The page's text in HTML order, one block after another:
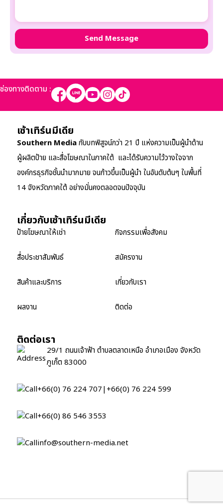
ช่องทางติดตาม :
เซ้าเทิร์นมีเดีย
Southern Mediaกับบทพิสูจน์กว่า 21 ปี แห่งความเป็นผู้นำด้าน
ผู้ผลิตป้าย และสื่อโฆษณาในภาคใต้ และได้รับความไว้วางใจจาก
องค์กรธุรกิจชั้นนำมากมาย จนก้าวขึ้นเป็นผู้นำ ในอันดับต้นๆ ในพื้นที่
14 จังหวัดภาคใต้ อย่างมั่นคงตลอดจนปัจจุบัน
เกี่ยวกับเซ้าเทิร์นมีเดีย
ป้ายโฆษณาให้เช่า
สื่อประชาสัมพันธ์
สินค้าและบริการ
ผลงาน
กิจกรรมเพื่อสังคม
สมัครงาน
เกี่ยวกับเรา
ติดต่อ
ติดต่อเรา
29/1 ถนนเจ้าฟ้า ตำบลตลาดเหนือ อำเภอเมือง จังหวัด
ภูเก็ต 83000
+66(0) 76 224 707|+66(0) 76 224 599
+66(0) 86 546 3553
info@southern-media.net